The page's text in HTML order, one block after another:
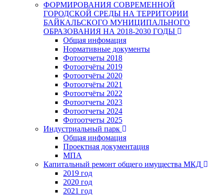
ФОРМИРОВАНИЯ СОВРЕМЕННОЙ
ГОРОДСКОЙ СРЕДЫ НА ТЕРРИТОРИИ
БАЙКАЛЬСКОГО МУНИЦИПАЛЬНОГО
ОБРАЗОВАНИЯ НА 2018-2030 ГОДЫ
Общая инфомация
Нормативные документы
Фотоотчеты 2018
Фотоотчёты 2019
Фотоотчёты 2020
Фотоотчёты 2021
Фотоотчёты 2022
Фотоотчеты 2023
Фотоотчеты 2024
Фотоотчеты 2025
Индустриальный парк
Общая инфомация
Проектная документация
МПА
Капитальный ремонт общего имущества МКД
2019 год
2020 год
2021 год